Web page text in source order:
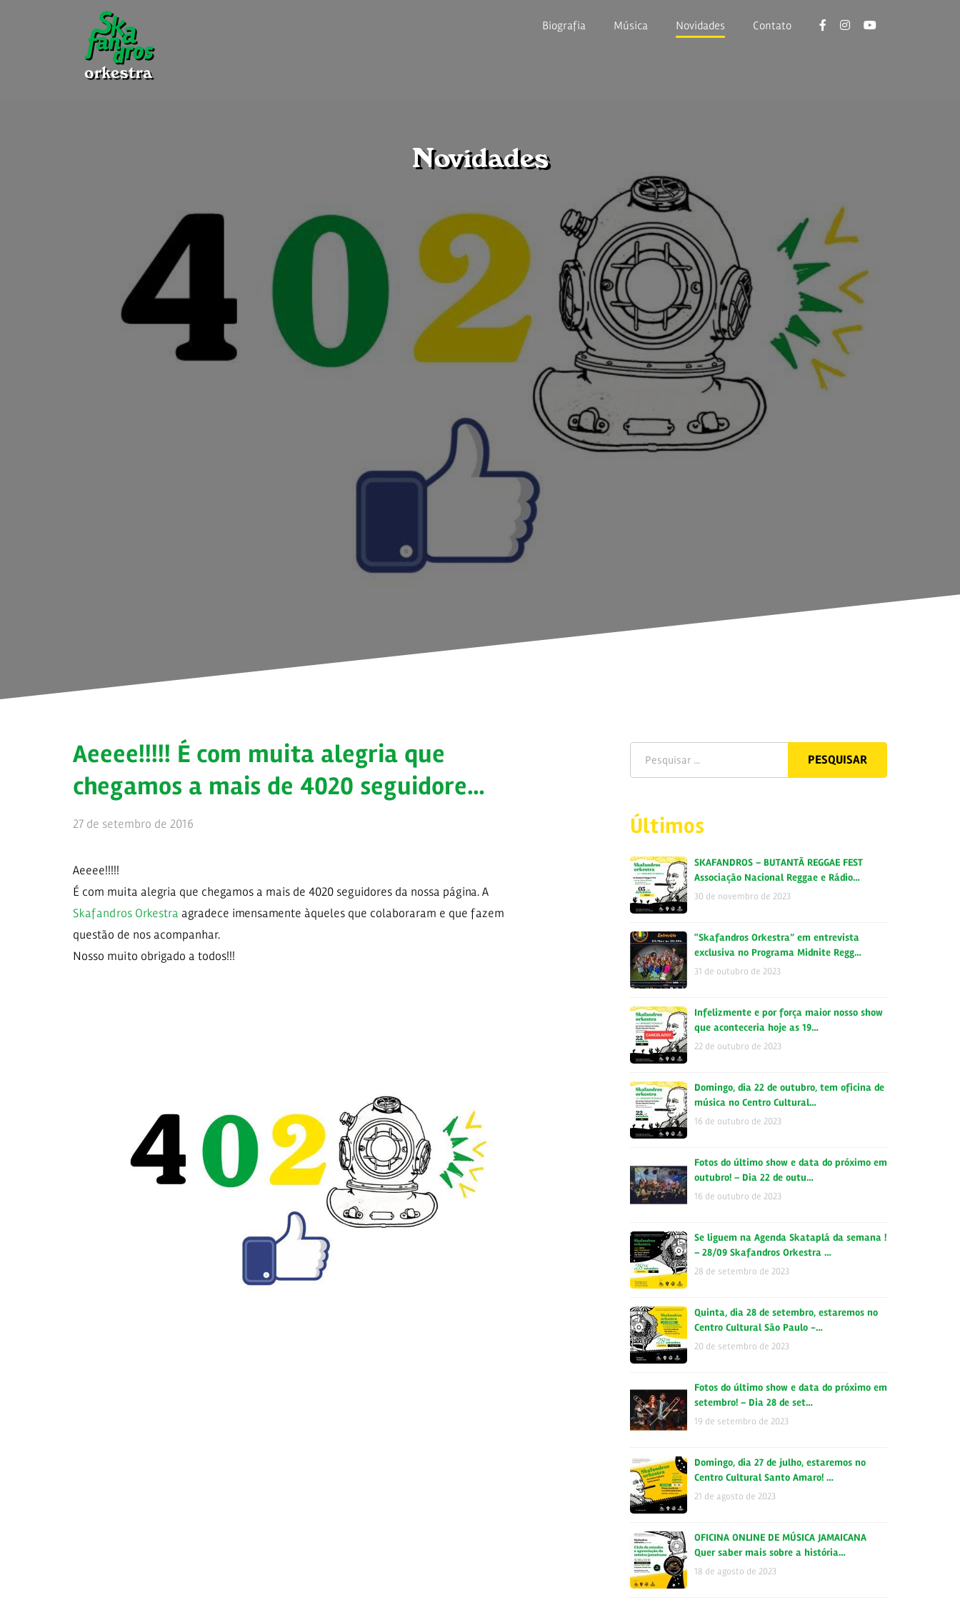
Biografia Música Novidades Contato
Novidades
Aeeee!!!!! É com muita alegria que
chegamos a mais de 4020 seguidore…
27 de setembro de 2016
Aeeee!!!!!
É com muita alegria que chegamos a mais de 4020 seguidores da nossa página. A
Skafandros Orkestra agradece imensamente àqueles que colaboraram e que fazem
questão de nos acompanhar.
Nosso muito obrigado a todos!!!
Últimos
SKAFANDROS – BUTANTÃ REGGAE FEST
Associação Nacional Reggae e Rádio…
30 de novembro de 2023
“Skafandros Orkestra” em entrevista
exclusiva no Programa Midnite Regg…
31 de outubro de 2023
Infelizmente e por força maior nosso show
que aconteceria hoje as 19…
22 de outubro de 2023
Domingo, dia 22 de outubro, tem oficina de
música no Centro Cultural…
16 de outubro de 2023
Fotos do último show e data do próximo em
outubro! – Dia 22 de outu…
16 de outubro de 2023
Se liguem na Agenda Skataplá da semana !
– 28/09 Skafandros Orkestra …
28 de setembro de 2023
Quinta, dia 28 de setembro, estaremos no
Centro Cultural São Paulo -…
20 de setembro de 2023
Fotos do último show e data do próximo em
setembro! – Dia 28 de set…
19 de setembro de 2023
Domingo, dia 27 de julho, estaremos no
Centro Cultural Santo Amaro! …
21 de agosto de 2023
OFICINA ONLINE DE MÚSICA JAMAICANA
Quer saber mais sobre a história…
18 de agosto de 2023